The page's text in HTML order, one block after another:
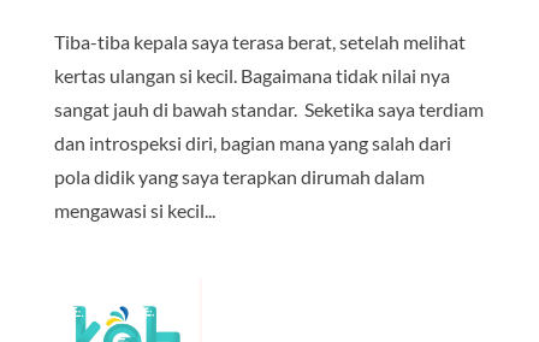
Tiba-tiba kepala saya terasa berat, setelah melihat
kertas ulangan si kecil. Bagaimana tidak nilai nya
sangat jauh di bawah standar. Seketika saya terdiam
dan introspeksi diri, bagian mana yang salah dari
pola didik yang saya terapkan dirumah dalam
mengawasi si kecil...